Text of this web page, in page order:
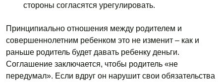
стороны согласятся урегулировать.
Принципиально отношения между родителем и
совершеннолетним ребенком это не изменит – как и
раньше родитель будет давать ребенку деньги.
Соглашение заключается, чтобы родитель «не
передумал». Если вдруг он нарушит свои обязательства